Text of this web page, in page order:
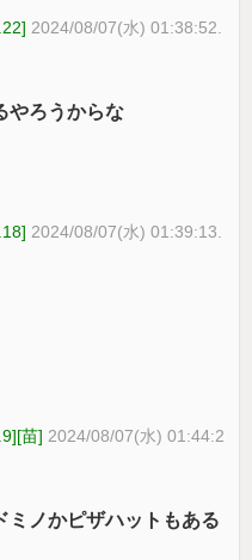
2024/08/07(水) 01:38:52.
やろうからな
2024/08/07(水) 01:39:13.
苗] 2024/08/07(水) 01:44:2
ミノかピザハットもある